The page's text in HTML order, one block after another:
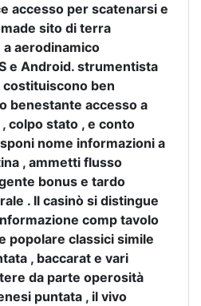
accesso per scatenarsi e
sito di terra
aerodinamico
e Android. strumentista
ben
benestante accesso a
colpo stato , e conto
nome informazioni a
, ammetti flusso
bonus e tardo
. Il casinò si distingue
comp tavolo
popolare classici simile
, baccarat e vari
da parte operosità
puntata , il vivo